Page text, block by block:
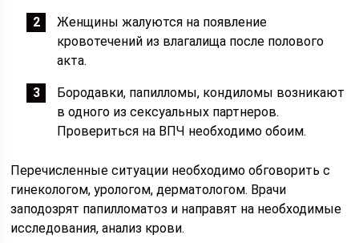
Женщины жалуются на появление
кровотечений из влагалища после полового
акта.
Бородавки, папилломы, кондиломы возникают
в одного из сексуальных партнеров.
Провериться на ВПЧ необходимо обоим.
Перечисленные ситуации необходимо обговорить с
гинекологом, урологом, дерматологом. Врачи
заподозрят папилломатоз и направят на необходимые
исследования, анализ крови.